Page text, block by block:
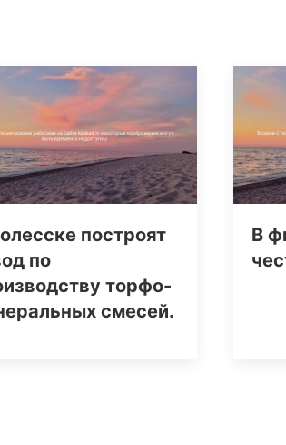
построят
по
торфо-
смесей.
В